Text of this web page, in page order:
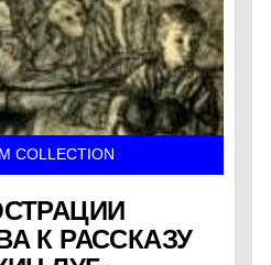
COLLECTION
К РАССКАЗУ